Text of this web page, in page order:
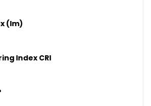
(lm)
Index CRI